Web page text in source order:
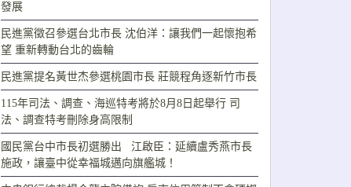
發展
民進黨徵召參選台北市長 沈伯洋：讓我們一起懷抱希
望 重新轉動台北的齒輪
民進黨提名黃世杰參選桃園市長 莊競程角逐新竹市長
115年司法、調查、海巡特考將於8月8日起舉行 司
法、調查特考刪除身高限制
國民黨台中市長初選勝出 江啟臣：延續盧秀燕市長
施政，讓臺中從幸福城邁向旗艦城！